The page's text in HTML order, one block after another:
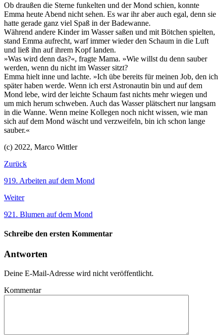
Ob draußen die Sterne funkelten und der Mond schien, konnte
Emma heute Abend nicht sehen. Es war ihr aber auch egal, denn sie
hatte gerade ganz viel Spaß in der Badewanne.
Während andere Kinder im Wasser saßen und mit Bötchen spielten,
stand Emma aufrecht, warf immer wieder den Schaum in die Luft
und ließ ihn auf ihrem Kopf landen.
»Was wird denn das?«, fragte Mama. »Wie willst du denn sauber
werden, wenn du nicht im Wasser sitzt?
Emma hielt inne und lachte. »Ich übe bereits für meinen Job, den ich
später haben werde. Wenn ich erst Astronautin bin und auf dem
Mond lebe, wird der leichte Schaum fast nichts mehr wiegen und
um mich herum schweben. Auch das Wasser plätschert nur langsam
in die Wanne. Wenn meine Kollegen noch nicht wissen, wie man
sich auf dem Mond wäscht und verzweifeln, bin ich schon lange
sauber.«
(c) 2022, Marco Wittler
Zurück
919. Arbeiten auf dem Mond
Weiter
921. Blumen auf dem Mond
Schreibe den ersten Kommentar
Antworten
Deine E-Mail-Adresse wird nicht veröffentlicht.
Kommentar